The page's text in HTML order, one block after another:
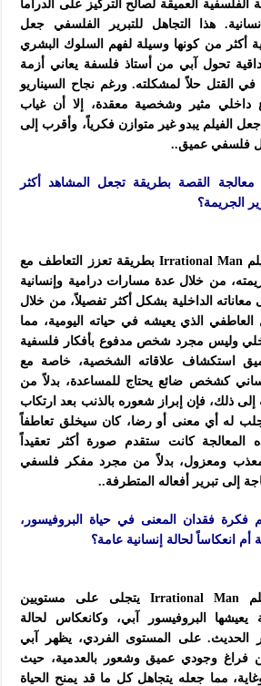
الفلسفية العميقة لصالح التركيز على الدراما
هذا التجاهل للتبرير الفلسفي جعل
أكثر من كونها وسيلة لفهم السلوك البشري
تحول آبي من أستاذ فلسفة يعاني أزمة
حلاً لمشكلته. ورغم نجاح السيناريو
داخلي مثير وشخصية معقدة، إلا أن غياب
جعل الفيلم يبدو غير متوازن فكرياً، وأقرب إلى
فلسفي عميق..
معالجة القصة بطريقة تجعل المشاهد أكثر
الجريمة؟
يمكن معالجة سيناريو فيلم Irrational Man بطريقة تعزز التعاطف مع
من خلال عدة مسارات درامية وإنسانية
الداخلية بشكل أكثر تفصيلاً، من خلال
العاطفي الذي يعيشه في حياته اليومية، مما
وليس مجرد شخص مدفوع بأفكار فلسفية
استكشاف علاقاته الشخصية، خاصة مع
كشخص ضائع يحتاج للمساعدة، بدلاً من
إلى ذلك، فإن إبراز شعوره بالذنب بعد ارتكاب
له أي معنى أو رضا، كان سيخلق تعاطفاً
كانت ستقدم صورة أكثر تعقيداً
ومعزول، بدلاً من مجرد مفكر فلسفي
إلى تبرير أفعاله المتطرفة..
فكرة فقدان المعنى في حياة البروفيسور،
انعكاساً لحالة إنسانية عامة؟
فقدان المعنى في فيلم Irrational Man يتجلى على مستويين
يعيشها البروفيسور آبي، وكانعكاس لحالة
الحديث. على المستوى الفردي، يظهر آبي
فراغ وجودي عميق وشعور بالعدمية، حيث
مما جعله يتجاهل كل ما قد يمنح الحياة